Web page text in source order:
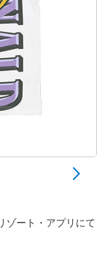
ゾート・アプリにて